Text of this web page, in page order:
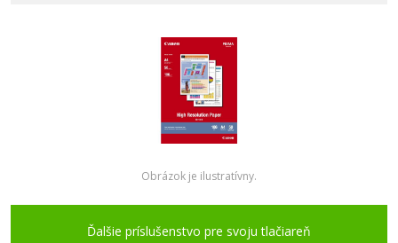
Obrázok je ilustratívny.
Ďalšie príslušenstvo pre svoju tlačiareň